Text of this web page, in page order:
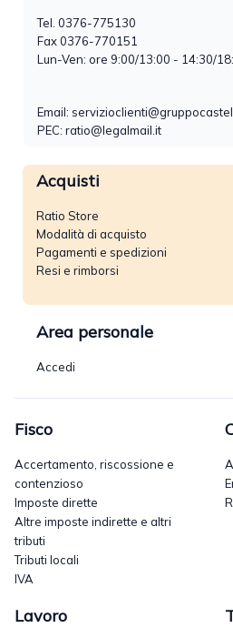
Tel. 0376-775130
Fax 0376-770151
Lun-Ven: ore 9:00/13:00 - 14:30/
Email:
PEC: ratio@legalmail.it
Acquisti
Ratio Store
Modalità di acquisto
Pagamenti e spedizioni
Resi e rimborsi
Area personale
Accedi
Fisco
Accertamento, riscossione e
contenzioso
Imposte dirette
Altre imposte indirette e altri
tributi
Tributi locali
IVA
Lavoro